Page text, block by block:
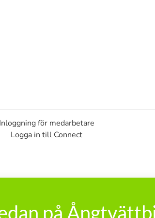
Inloggning för medarbetare
Logga in till Connect
på